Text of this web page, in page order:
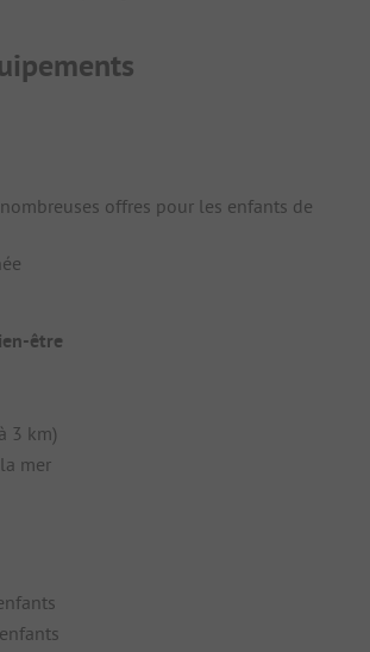
offres pour les enfants de
être
3 km)
mer